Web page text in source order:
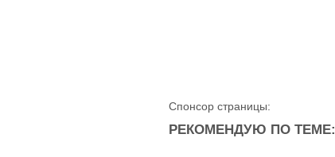
Спонсор страницы:
РЕКОМЕНДУЮ ПО ТЕМЕ: